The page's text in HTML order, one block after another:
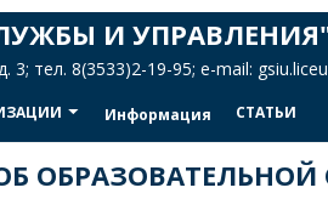
И
тел. 8(3533)2-19-95; e-mail:
arrow_drop_down Информация СТАТЬИ